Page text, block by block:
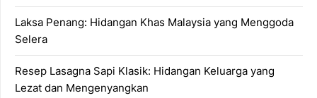
Laksa Penang: Hidangan Khas Malaysia yang Menggoda
Selera
Resep Lasagna Sapi Klasik: Hidangan Keluarga yang
Lezat dan Mengenyangkan